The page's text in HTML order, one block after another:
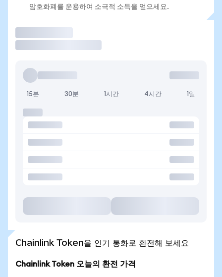
암호화폐를 운용하여 소극적 소득을 얻으세요.
15분 30분 1시간 4시간 1일
Chainlink Token을 인기 통화로 환전해 보세요
Chainlink Token 오늘의 환전 가격